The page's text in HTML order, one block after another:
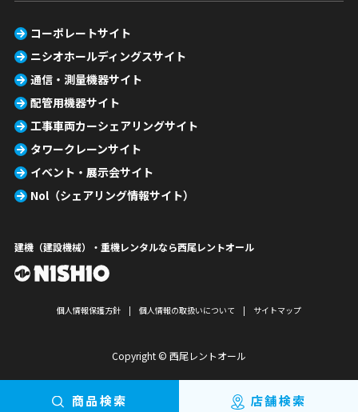
商品検索 店舗検索
コーポレートサイト
ニシオホールディングスサイト
通信・測量機器サイト
配管用機器サイト
工事車両カーシェアリングサイト
タワークレーンサイト
イベント・展示会サイト
Nol（シェアリング情報サイト）
建機（建設機械）・重機レンタルなら西尾レントオール
個人情報保護方針 個人情報の取扱いについて サイトマップ
Copyright © 西尾レントオール